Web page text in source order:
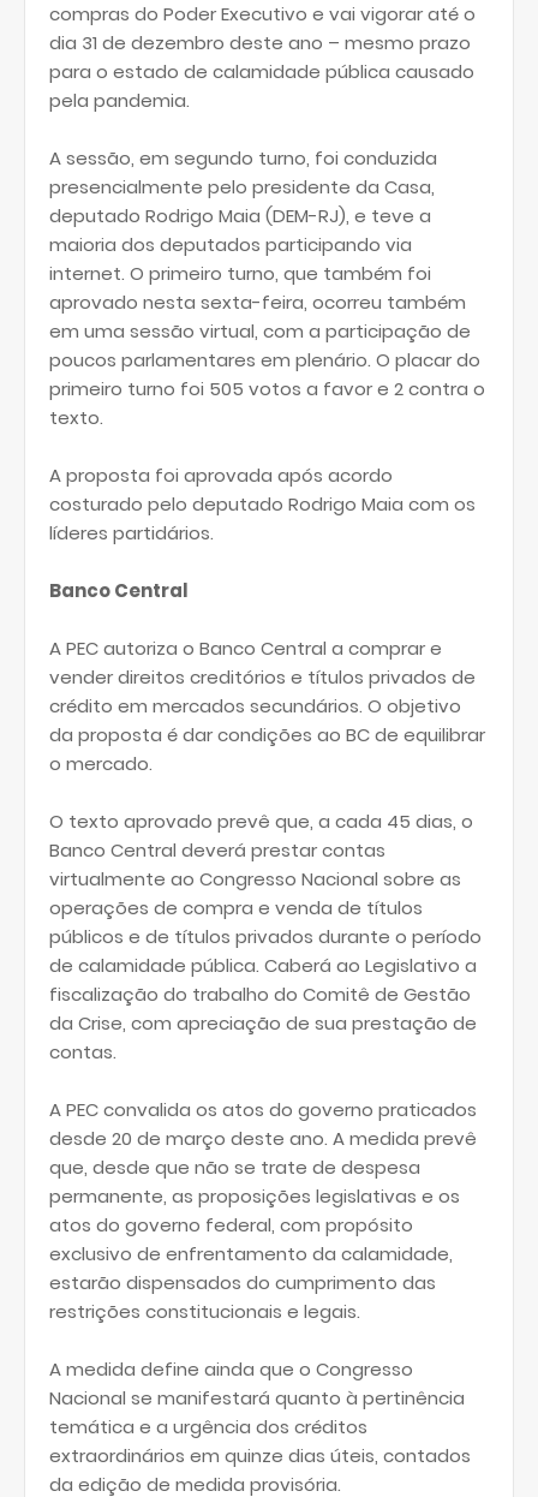
compras do Poder Executivo e vai vigorar até o
dia 31 de dezembro deste ano – mesmo prazo
para o estado de calamidade pública causado
pela pandemia.
A sessão, em segundo turno, foi conduzida
presencialmente pelo presidente da Casa,
deputado Rodrigo Maia (DEM-RJ), e teve a
maioria dos deputados participando via
internet. O primeiro turno, que também foi
aprovado nesta sexta-feira, ocorreu também
em uma sessão virtual, com a participação de
poucos parlamentares em plenário. O placar do
primeiro turno foi 505 votos a favor e 2 contra o
texto.
A proposta foi aprovada após acordo
costurado pelo deputado Rodrigo Maia com os
líderes partidários.
Banco Central
A PEC autoriza o Banco Central a comprar e
vender direitos creditórios e títulos privados de
crédito em mercados secundários. O objetivo
da proposta é dar condições ao BC de equilibrar
o mercado.
O texto aprovado prevê que, a cada 45 dias, o
Banco Central deverá prestar contas
virtualmente ao Congresso Nacional sobre as
operações de compra e venda de títulos
públicos e de títulos privados durante o período
de calamidade pública. Caberá ao Legislativo a
fiscalização do trabalho do Comitê de Gestão
da Crise, com apreciação de sua prestação de
contas.
A PEC convalida os atos do governo praticados
desde 20 de março deste ano. A medida prevê
que, desde que não se trate de despesa
permanente, as proposições legislativas e os
atos do governo federal, com propósito
exclusivo de enfrentamento da calamidade,
estarão dispensados do cumprimento das
restrições constitucionais e legais.
A medida define ainda que o Congresso
Nacional se manifestará quanto à pertinência
temática e a urgência dos créditos
extraordinários em quinze dias úteis, contados
da edição de medida provisória.